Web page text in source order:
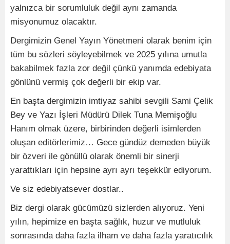
yalnızca bir sorumluluk değil aynı zamanda
misyonumuz olacaktır.
Dergimizin Genel Yayın Yönetmeni olarak benim için
tüm bu sözleri söyleyebilmek ve 2025 yılına umutla
bakabilmek fazla zor değil çünkü yanımda edebiyata
gönlünü vermiş çok değerli bir ekip var.
En başta dergimizin imtiyaz sahibi sevgili Sami Çelik
Bey ve Yazı İşleri Müdürü Dilek Tuna Memişoğlu
Hanım olmak üzere, birbirinden değerli isimlerden
oluşan editörlerimiz… Gece gündüz demeden büyük
bir özveri ile gönüllü olarak önemli bir sinerji
yarattıkları için hepsine ayrı ayrı teşekkür ediyorum.
Ve siz edebiyatsever dostlar..
Biz dergi olarak gücümüzü sizlerden alıyoruz. Yeni
yılın, hepimize en başta sağlık, huzur ve mutluluk
sonrasında daha fazla ilham ve daha fazla yaratıcılık